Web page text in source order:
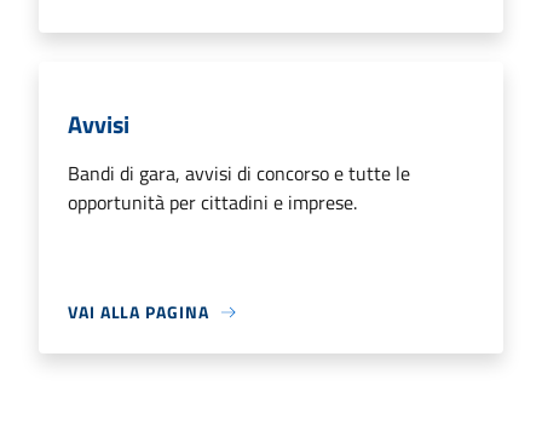
Avvisi
Bandi di gara, avvisi di concorso e tutte le
opportunità per cittadini e imprese.
VAI ALLA PAGINA